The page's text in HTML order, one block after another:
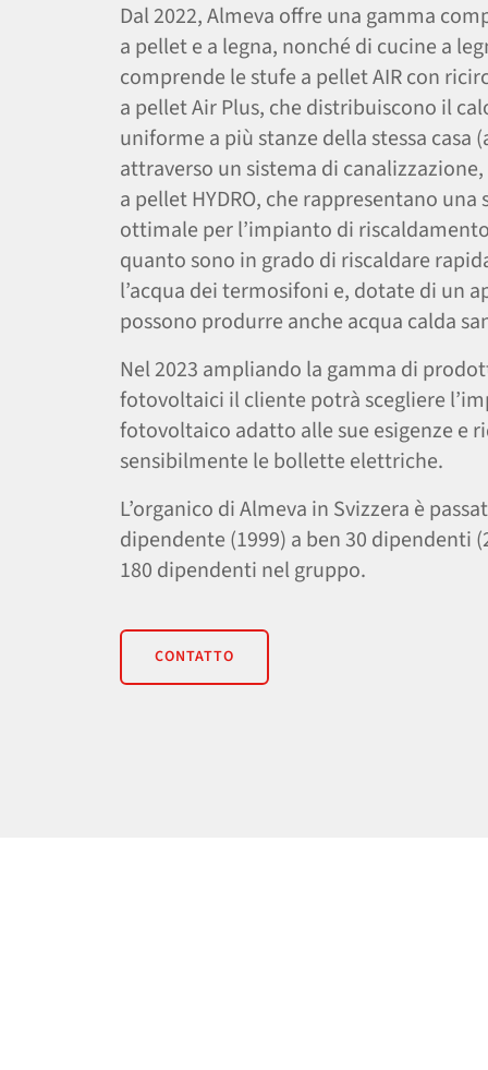
Dal 2022, Almeva offre una gamma
a pellet e a legna, nonché di cucine a
comprende le stufe a pellet AIR con
a pellet Air Plus, che distribuiscono il
uniforme a più stanze della stessa casa
attraverso un sistema di
a pellet HYDRO, che rappresentano una
ottimale per l’impianto di
quanto sono in grado di riscaldare
l’acqua dei termosifoni e, dotate di un
possono produrre anche acqua calda
Nel 2023 ampliando la gamma di
fotovoltaici il cliente potrà scegliere
fotovoltaico adatto alle sue esigenze e
sensibilmente le bollette elettriche.
L’organico di Almeva in Svizzera è
dipendente (1999) a ben 30 dipendenti
180 dipendenti nel gruppo.
CONTATTO